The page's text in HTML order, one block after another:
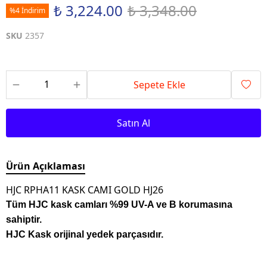
%4 İndirim ₺ 3,224.00 ₺ 3,348.00
SKU 2357
Sepete Ekle
Satın Al
Ürün Açıklaması
HJC RPHA11 KASK CAMI GOLD HJ26
Tüm HJC kask camları %99 UV-A ve B korumasına
sahiptir.
HJC Kask orijinal yedek parçasıdır.